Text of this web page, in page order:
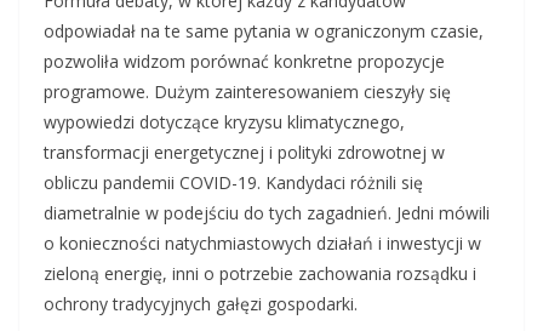
odpowiadał na te same pytania w ograniczonym czasie,
pozwoliła widzom porównać konkretne propozycje
programowe. Dużym zainteresowaniem cieszyły się
wypowiedzi dotyczące kryzysu klimatycznego,
transformacji energetycznej i polityki zdrowotnej w
obliczu pandemii COVID-19. Kandydaci różnili się
diametralnie w podejściu do tych zagadnień. Jedni mówili
o konieczności natychmiastowych działań i inwestycji w
zieloną energię, inni o potrzebie zachowania rozsądku i
ochrony tradycyjnych gałęzi gospodarki.